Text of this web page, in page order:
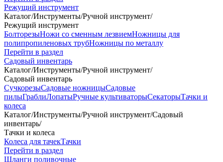
Режущий инструмент
Каталог/Инструменты/Ручной инструмент/
Режущий инструмент
БолторезыНожи со сменным лезвиемНожницы для
полипропиленовых трубНожницы по металлу
Перейти в раздел
Садовый инвентарь
Каталог/Инструменты/Ручной инструмент/
Садовый инвентарь
СучкорезыСадовые ножницыСадовые
пилыГраблиЛопатыРучные культиваторыСекаторыТачки и
колеса
Каталог/Инструменты/Ручной инструмент/Садовый
инвентарь/
Тачки и колеса
Колеса для тачекТачки
Перейти в раздел
Шланги поливочные